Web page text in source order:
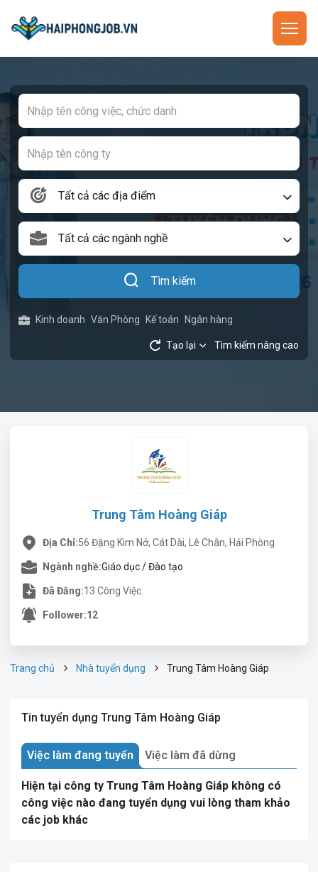
Tất cả các địa điểm
Tất cả các ngành nghề
Tìm kiếm
Kinh doanh Văn Phòng Kế toán Ngân hàng
Tạo lại Tìm kiếm nâng cao
Trung Tâm Hoàng Giáp
Địa Chỉ:56 Đặng Kim Nở, Cát Dài, Lê Chân, Hải Phòng
Ngành nghề:Giáo dục / Đào tạo
Đã Đăng:13 Công Việc.
Follower:12
Trang chủ Nhà tuyển dụng Trung Tâm Hoàng Giáp
Tin tuyển dụng Trung Tâm Hoàng Giáp
Việc làm đang tuyển Việc làm đã dừng
Hiện tại công ty Trung Tâm Hoàng Giáp không có
công việc nào đang tuyển dụng vui lòng tham khảo
các job khác